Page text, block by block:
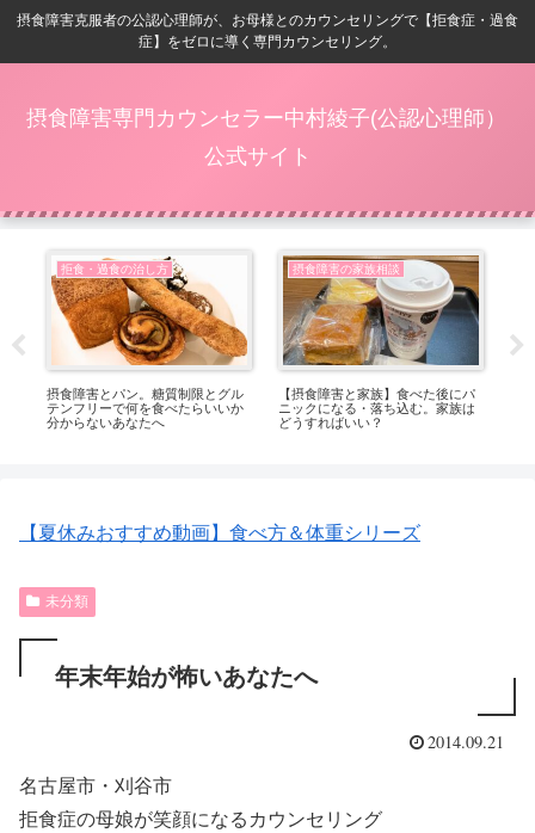
摂食障害克服者の公認心理師が、お母様とのカウンセリングで【拒食症・過食
症】をゼロに導く専門カウンセリング。
摂食障害専門カウンセラー中村綾子(公認心理師）
公式サイト
拒食・過食の治し方
摂食障害とパン。糖質制限とグル
テンフリーで何を食べたらいいか
分からないあなたへ
摂食障害の家族相談
【摂食障害と家族】食べた後にパ
ニックになる・落ち込む。家族は
どうすればいい？
【夏休みおすすめ動画】食べ方＆体重シリーズ
未分類
年末年始が怖いあなたへ
2014.09.21
名古屋市・刈谷市
拒食症の母娘が笑顔になるカウンセリング